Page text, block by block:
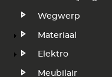
Wegwerp
Materiaal
Elektro
Meubilair